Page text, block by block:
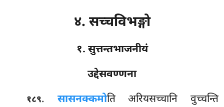
४. सच्चविभङ्गो
१. सुत्तन्तभाजनीयं
उद्देसवण्णना
१८९. सासनक्कमोतिअरियसच्चानि वुच्चन्ति